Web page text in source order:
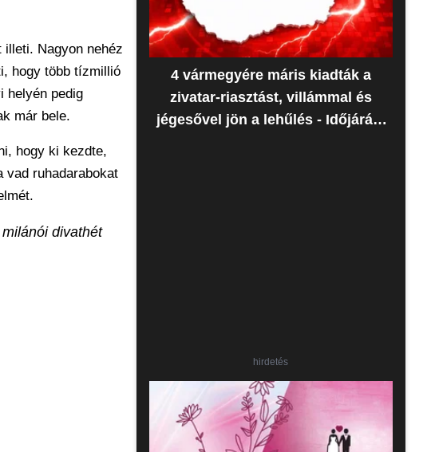
Nagyon nehéz
hogy több tízmillió
helyén pedig
már bele.
hogy ki kezdte,
vad ruhadarabokat
divathét
4 vármegyére máris kiadták a
zivatar-riasztást, villámmal és
jégesővel jön a lehűlés - Időjárás-
hirdetés